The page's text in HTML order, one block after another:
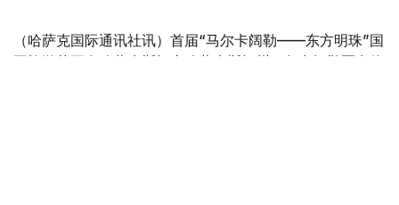
（哈萨克国际通讯社讯）首届“马尔卡阔勒——东方明珠”国
际旅游节正在哈萨克斯坦东哈萨克斯坦州马尔卡阔勒区乌伦